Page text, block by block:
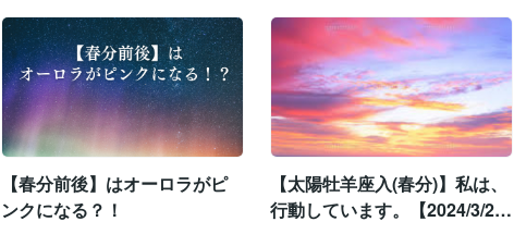
が重たい感覚がある気持ちに余裕がない
やる事がたくさんある訳ではないのに、
気持ちが落ち着かないなど…心を緩めた
り安心して過ごす事の出来ていない方も
多かったかもしれません。これらは、時
代のエネルギーがぐんぐんと加速してい
たからと言えます。物凄く速いスピード
で走る乗り物に乗った時に重たい感覚に
なったりしんどくなるのと似ています。
春分以降は、加速しまくっていた流れか
ら少しずつ落ち着きを取り戻すことが出
そんな氣持ちが出てくるのも、バランス
を取り戻そうとする自然な流れです。春
分は、「整えるための分岐点」ここで無
理に答えを出さなくても大丈夫。ただ、
今の自分を見つめる時間です☘️🏡 昔の暮
らしと、春分の知恵春分の頃は、ご先祖
様を想う「春彼岸」の時期でもありま
す。お墓参りをしたり、お仏壇に手を合
わせたり。昔の人は、この時期を「見え
ない存在と心を通わせる時間」として大
切にしていました。日々の忙しさの中で
【春分前後】はオーロラがピ
ンクになる？！
【太陽牡羊座入(春分)】私は、
行動しています。【2024/3/20